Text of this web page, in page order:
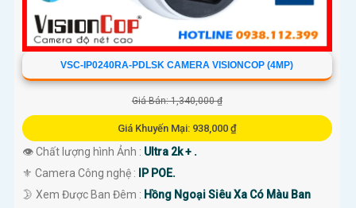
VSC-IP0240RA-PDLSK CAMERA VISIONCOP (4MP)
Giá Bán: 1,340,000 ₫
Giá Khuyến Mại: 938,000 ₫
👁 Chất lượng hình Ảnh : Ultra 2k + .
⚜️ Camera Công nghệ : IP POE.
🌛 Xem Được Ban Đêm : Hồng Ngoại Siêu Xa Có Màu Ban